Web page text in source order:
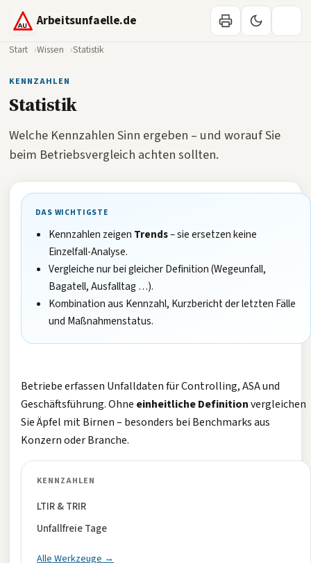
Arbeitsunfaelle.de
Start Wissen Statistik
KENNZAHLEN
Statistik
Welche Kennzahlen Sinn ergeben – und worauf Sie
beim Betriebsvergleich achten sollten.
DAS WICHTIGSTE
Kennzahlen zeigen Trends– sie ersetzen keine
Einzelfall-Analyse.
Vergleiche nur bei gleicher Definition (Wegeunfall,
Bagatell, Ausfalltag …).
Kombination aus Kennzahl, Kurzbericht der letzten Fälle
und Maßnahmenstatus.
Betriebe erfassen Unfalldaten für Controlling, ASA und
Geschäftsführung. Ohne einheitliche Definitionvergleichen
Sie Äpfel mit Birnen – besonders bei Benchmarks aus
Konzern oder Branche.
KENNZAHLEN
LTIR & TRIR
Unfallfreie Tage
Alle Werkzeuge →